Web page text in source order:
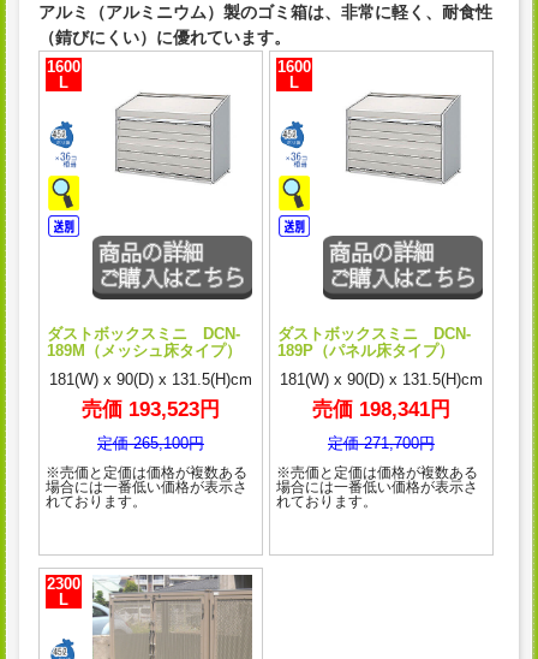
アルミ（アルミニウム）製のゴミ箱は、非常に軽く、耐食性
（錆びにくい）に優れています。
1600
L
ダストボックスミニ DCN-
189M（メッシュ床タイプ）
181(W) x 90(D) x 131.5(H)cm
売価 193,523円
定価 265,100円
※売価と定価は価格が複数ある
場合には一番低い価格が表示さ
れております。
1600
L
ダストボックスミニ DCN-
189P（パネル床タイプ）
181(W) x 90(D) x 131.5(H)cm
売価 198,341円
定価 271,700円
※売価と定価は価格が複数ある
場合には一番低い価格が表示さ
れております。
2300
L